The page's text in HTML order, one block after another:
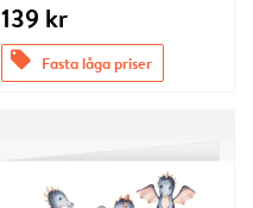
139 kr
offers Fasta låga priser